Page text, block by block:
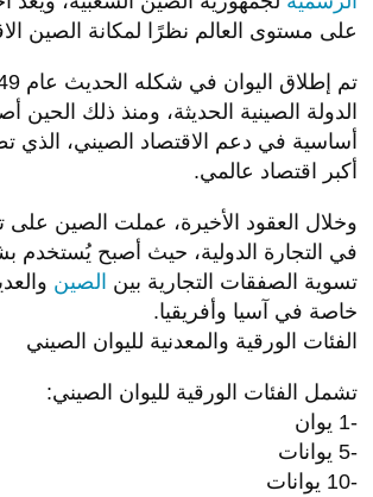
على مستوى العالم نظرًا لمكانة الصين
الدولة الصينية الحديثة، ومنذ ذلك الحين
أساسية في دعم الاقتصاد الصيني، الذي
أكبر اقتصاد عالمي.
وخلال العقود الأخيرة، عملت الصين على
في التجارة الدولية، حيث أصبح يُستخدم
تسوية الصفقات التجارية بين الصين
خاصة في آسيا وأفريقيا.
الفئات الورقية والمعدنية لليوان الصيني
تشمل الفئات الورقية لليوان الصيني:
-1 يوان
-5 يوانات
-10 يوانات